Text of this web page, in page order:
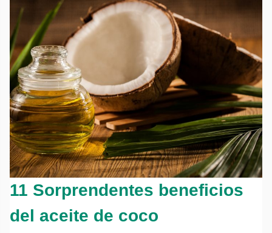
11 Sorprendentes beneficios
del aceite de coco